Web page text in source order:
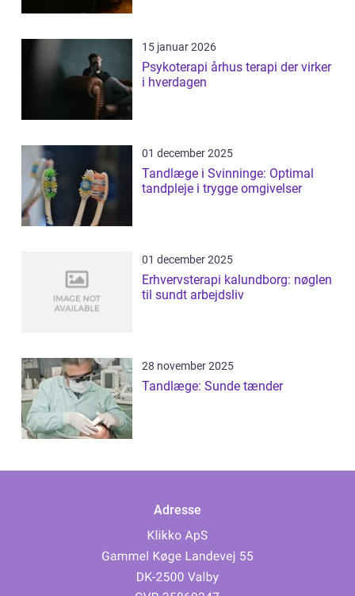
15 januar 2026
Psykoterapi århus terapi der virker
i hverdagen
01 december 2025
Tandlæge i Svinninge: Optimal
tandpleje i trygge omgivelser
01 december 2025
Erhvervsterapi kalundborg: nøglen
til sundt arbejdsliv
28 november 2025
Tandlæge: Sunde tænder
Adresse